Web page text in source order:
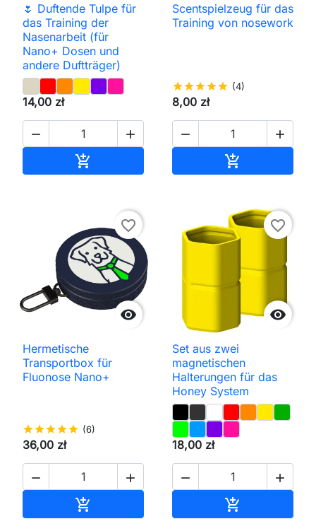
🌷 Duftende Tulpe für
das Training der
Nasenarbeit (für
Nano+ Dosen und
andere Duftträger)
14,00 zł
 

Scentspielzeug für das
Training von nosework
starstarstarstarstar (4)
8,00 zł
 


favorite_border
Hermetische
Transportbox für
Fluonose Nano+
starstarstarstarstar (6)
36,00 zł
 


favorite_border
Set aus zwei
magnetischen
Halterungen für das
Honey System
18,00 zł
 
